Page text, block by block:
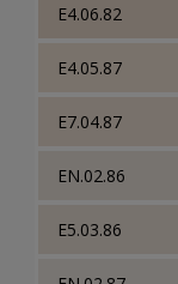
E4.06.82
E4.05.87
E7.04.87
EN.02.86
E5.03.86